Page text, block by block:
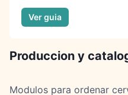
Ver guia
Produccion y
Modulos para ordenar